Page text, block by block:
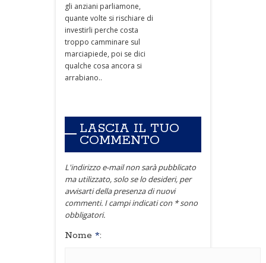
gli anziani parliamone,
quante volte si rischiare di
investirli perche costa
troppo camminare sul
marciapiede, poi se dici
qualche cosa ancora si
arrabiano..
LASCIA IL TUO
COMMENTO
L'indirizzo e-mail non sarà pubblicato
ma utilizzato, solo se lo desideri, per
avvisarti della presenza di nuovi
commenti. I campi indicati con * sono
obbligatori.
Nome *: